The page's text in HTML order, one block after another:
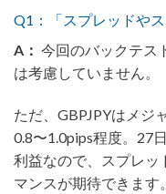
Q1：「スプレッドや
A： 今回のバックテス
は考慮していません。
ただ、GBPJPYはメジ
0.8〜1.0pips程度。27
利益なので、スプレッ
マンスが期待できます。